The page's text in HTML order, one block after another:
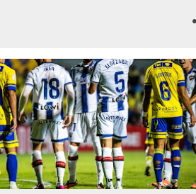
COPA DEL REY CRÓNICAS LEVANTE UD
ORIHUELA CF +
UNAI ELGEZABAL